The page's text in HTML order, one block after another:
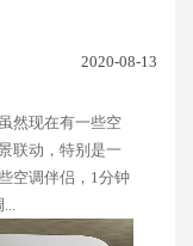
2020-08-13
然现在有一些空
联动，特别是一
空调伴侣，1分钟
...